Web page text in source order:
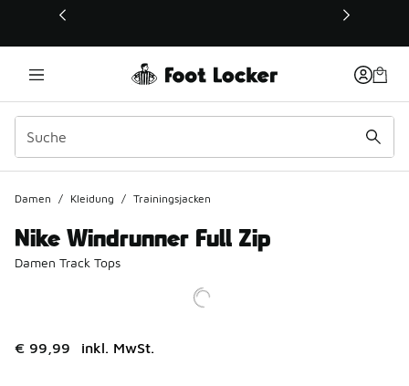
Dieser Link öffnet sich in einem neuen Fenster
Damen / Kleidung / Trainingsjacken
Nike Windrunner Full Zip
Damen Track Tops
€ 99,99 inkl. MwSt.